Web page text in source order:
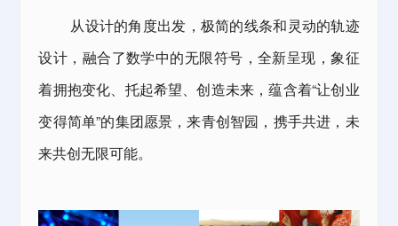
从设计的角度出发，极简的线条和灵动的轨迹
设计，融合了数学中的无限符号，全新呈现，象征
着拥抱变化、托起希望、创造未来，蕴含着“让创业
变得简单”的集团愿景，来青创智园，携手共进，未
来共创无限可能。